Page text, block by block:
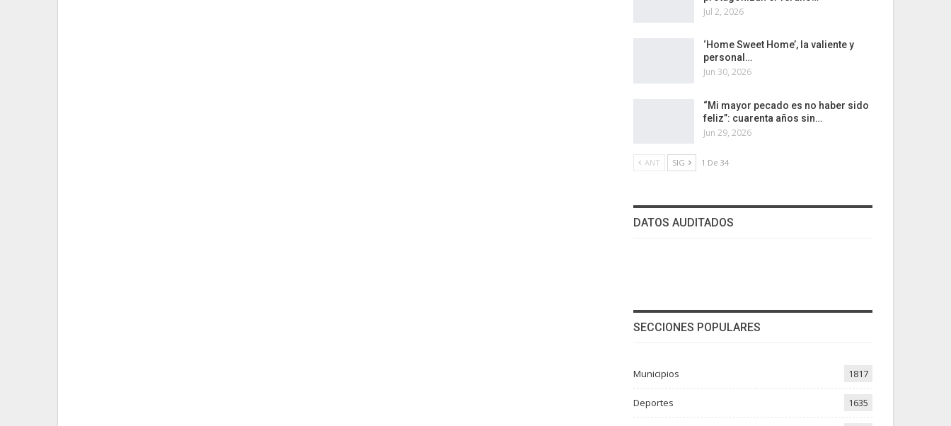
Jul 2, 2026
‘Home Sweet Home’, la valiente y
personal…
Jun 30, 2026
“Mi mayor pecado es no haber sido
feliz”: cuarenta años sin…
Jun 29, 2026
ANT SIG 1 De 34
DATOS AUDITADOS
SECCIONES POPULARES
Municipios 1817
Deportes 1635